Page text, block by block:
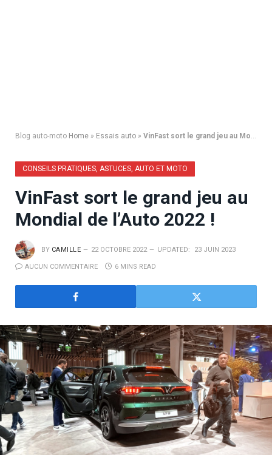
Blog auto-moto Home » Essais auto » VinFast sort le grand jeu au Mondial de l’Auto 2022 !
CONSEILS PRATIQUES, ASTUCES, AUTO ET MOTO
VinFast sort le grand jeu au
Mondial de l’Auto 2022 !
BY CAMILLE 22 OCTOBRE 2022 UPDATED: 23 JUIN 2023
AUCUN COMMENTAIRE 6 MINS READ